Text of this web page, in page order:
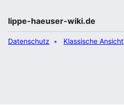
lippe-haeuser-wiki.de
Datenschutz Klassische Ansicht